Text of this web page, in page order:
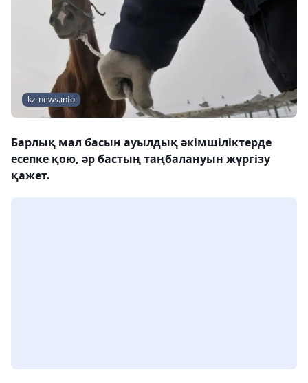
kz-news.info
Барлық мал басын ауылдық әкімшіліктерде
есепке қою, әр бастың таңбалануын жүргізу
қажет.